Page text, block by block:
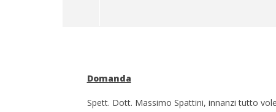
2015
Redazione
Domanda
Spett. Dott. Massimo Spattini, innanzi tutto